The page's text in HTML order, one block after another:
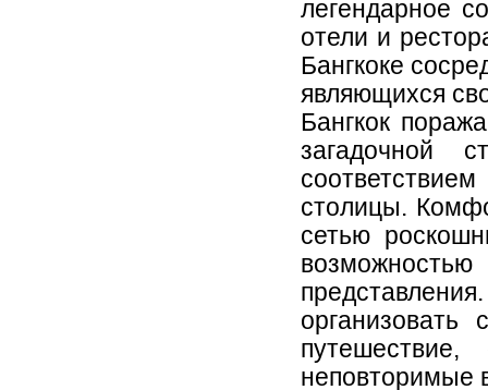
легендарное
отели и
Бангкоке
являющихся
Бангкок
загадочной
столицы.
сетью
возможностью
неповторимые